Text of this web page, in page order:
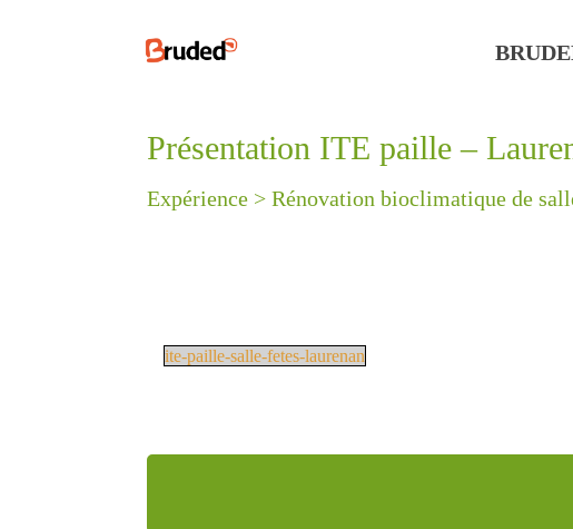
Présentation ITE paille –
Expérience > Rénovation bioclimatique de
ite-paille-salle-fetes-laurenan